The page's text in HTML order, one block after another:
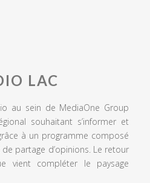
LAC
au sein de MediaOne Group
souhaitant s’informer et
à un programme composé
partage d’opinions. Le retour
vient compléter le paysage